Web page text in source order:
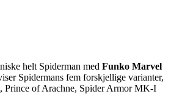
helt Spiderman med Funko Marvel
Spidermans fem forskjellige varianter,
Prince of Arachne, Spider Armor MK-I